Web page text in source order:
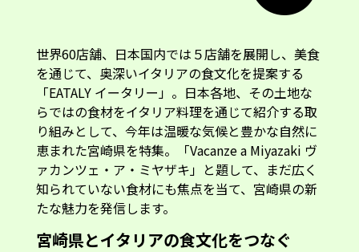
世界60店舗、日本国内では５店舗を展開し、美食
を通じて、奥深いイタリアの食文化を提案する
「EATALY イータリー」。日本各地、その土地な
らではの食材をイタリア料理を通じて紹介する取
り組みとして、今年は温暖な気候と豊かな自然に
恵まれた宮崎県を特集。「Vacanze a Miyazaki ヴ
ァカンツェ・ア・ミヤザキ」と題して、まだ広く
知られていない食材にも焦点を当て、宮崎県の新
たな魅力を発信します。
宮崎県とイタリアの食文化をつなぐ